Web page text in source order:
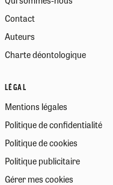
Contact
Auteurs
Charte déontologique
LÉGAL
Mentions légales
Politique de confidentialité
Politique de cookies
Politique publicitaire
Gérer mes cookies